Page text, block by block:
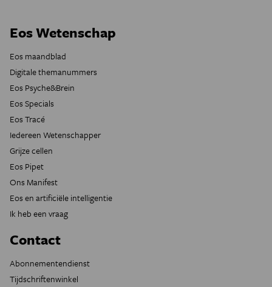
Eos Wetenschap
Eos maandblad
Digitale themanummers
Eos Psyche&Brein
Eos Specials
Eos Tracé
Iedereen Wetenschapper
Grijze cellen
Eos Pipet
Ons Manifest
Eos en artificiële intelligentie
Ik heb een vraag
Contact
Abonnementendienst
Tijdschriftenwinkel